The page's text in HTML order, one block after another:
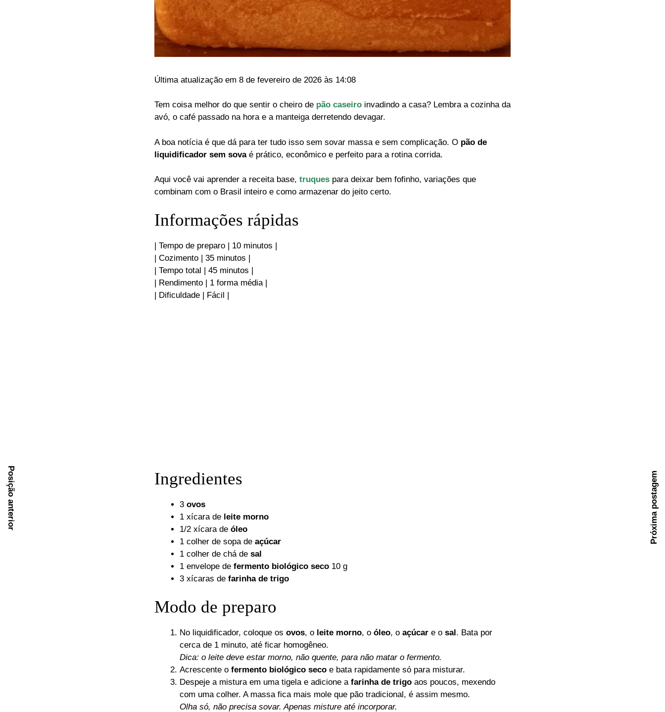
Última atualização em 8 de fevereiro de 2026 às 14:08
Tem coisa melhor do que sentir o cheiro de pão caseiro invadindo a casa? Lembra a cozinha da
avó, o café passado na hora e a manteiga derretendo devagar.
A boa notícia é que dá para ter tudo isso sem sovar massa e sem complicação. O pão de
liquidificador sem sovaé prático, econômico e perfeito para a rotina corrida.
Aqui você vai aprender a receita base, truques para deixar bem fofinho, variações que
combinam com o Brasil inteiro e como armazenar do jeito certo.
Informações rápidas
| Tempo de preparo | 10 minutos |
| Cozimento | 35 minutos |
| Tempo total | 45 minutos |
| Rendimento | 1 forma média |
| Dificuldade | Fácil |
Ingredientes
3 ovos
1 xícara de leite morno
1/2 xícara de óleo
1 colher de sopa de açúcar
1 colher de chá de sal
1 envelope de fermento biológico seco 10 g
3 xícaras de farinha de trigo
Modo de preparo
No liquidificador, coloque os ovos, o leite morno, o óleo, o açúcar e o sal. Bata por
cerca de 1 minuto, até ficar homogêneo.
Dica: o leite deve estar morno, não quente, para não matar o fermento.
Acrescente o fermento biológico seco e bata rapidamente só para misturar.
Despeje a mistura em uma tigela e adicione a farinha de trigo aos poucos, mexendo
com uma colher. A massa fica mais mole que pão tradicional, é assim mesmo.
Olha só, não precisa sovar. Apenas misture até incorporar.
Posição anterior Próxima postagem